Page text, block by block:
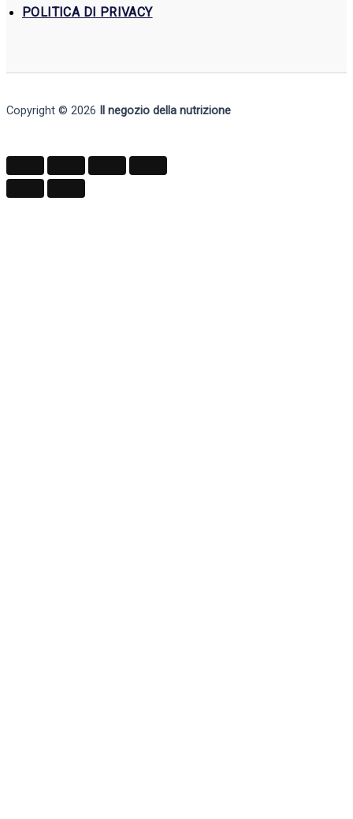
POLITICA DI PRIVACY
Copyright © 2026 Il negozio della nutrizione